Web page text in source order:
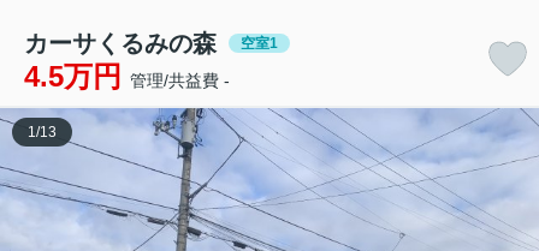
カーサくるみの森 空室1
4.5万円 管理/共益費 -
1 /13